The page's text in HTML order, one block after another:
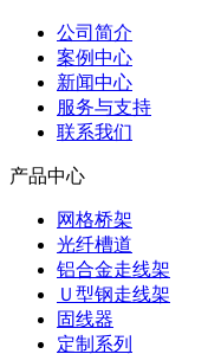
公司简介
案例中心
新闻中心
服务与支持
联系我们
产品中心
网格桥架
光纤槽道
铝合金走线架
Ｕ型钢走线架
固线器
定制系列